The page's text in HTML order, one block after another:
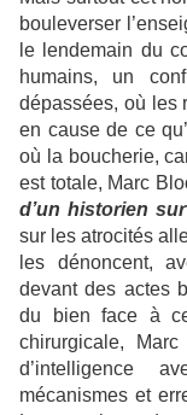
bouleverser
le lendemain du
humains, un
dépassées, où les
en cause de ce
où la boucherie,
est totale, Marc
d’un historien
sur les atrocités
les dénoncent,
devant des actes
du bien face à
chirurgicale,
d’intelligence
mécanismes et